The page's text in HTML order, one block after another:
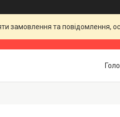
замовлення та повідомлення,